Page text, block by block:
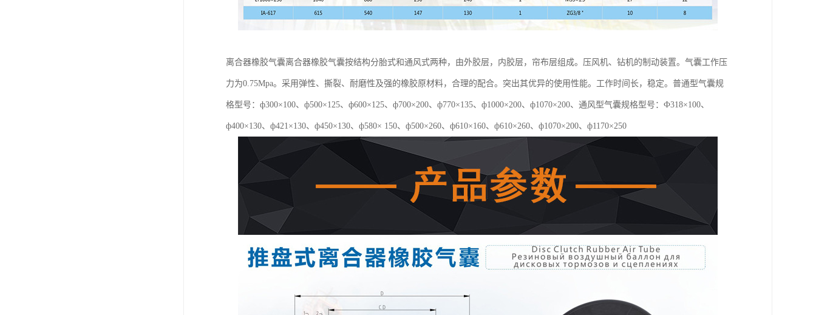
离合器橡胶气囊离合器橡胶气囊按结构分胎式和通风式两种，由外胶层，内胶层，帘布层组成。压风机、钻机的制动装置。气囊工作压
力为0.75Mpa。采用弹性、撕裂、耐磨性及强的橡胶原材料，合理的配合。突出其优异的使用性能。工作时间长，稳定。普通型气囊规
格型号：ф300×100、ф500×125、ф600×125、ф700×200、ф770×135、ф1000×200、ф1070×200、通风型气囊规格型号：Ф318×100、
ф400×130、ф421×130、ф450×130、ф580× 150、ф500×260、ф610×160、ф610×260、ф1070×200、ф1170×250